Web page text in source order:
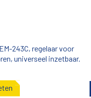
243C, regelaar voor
universeel inzetbaar.